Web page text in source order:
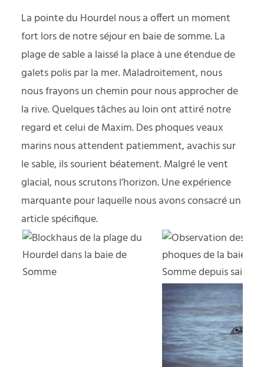
La pointe du Hourdel nous a offert un moment
fort lors de notre séjour en baie de somme. La
plage de sable a laissé la place à une étendue de
galets polis par la mer. Maladroitement, nous
nous frayons un chemin pour nous approcher de
la rive. Quelques tâches au loin ont attiré notre
regard et celui de Maxim. Des phoques veaux
marins nous attendent patiemment, avachis sur
le sable, ils sourient béatement. Malgré le vent
glacial, nous scrutons l’horizon. Une expérience
marquante pour laquelle nous avons consacréun
article spécifique.